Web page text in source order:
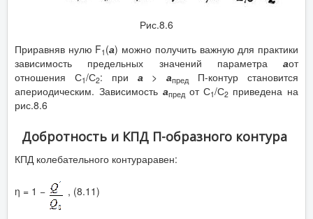
Рис.8.6
Приравняв нулю F1 (а) можно получить важную для практики
зависимость предельных значений параметра аот
отношения С1/С2: при а >апред
П-контур становится
апериодическим. Зависимость апред от С1/С2 приведена на
рис.8.6
Добротность и КПД П-образного контура
КПД колебательного контураравен:
η = 1 − , (8.11)